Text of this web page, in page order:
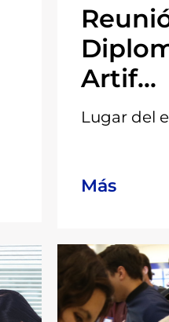
Artif...
Lugar del
Más